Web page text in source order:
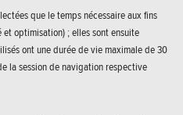
que le temps nécessaire aux fins
optimisation) ; elles sont ensuite
ont une durée de vie maximale de 30
la session de navigation respective